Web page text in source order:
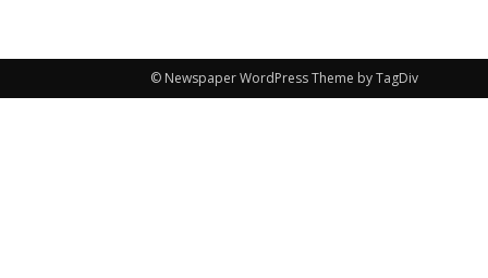
© Newspaper WordPress Theme by TagDiv